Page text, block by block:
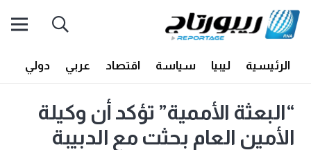
الرئيسية ليبيا سياسة اقتصاد عربي دولي
“البعثة الأممية” تؤكد أن وكيلة
الأمين العام بحثت مع الدبيبة